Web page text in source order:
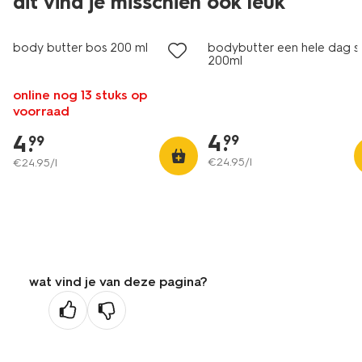
vegan
body butter bos 200 ml
online nog 13 stuks op
voorraad
4.
99
€24.95/l
vegan
bodybutter een hele dag
200ml
4.
99
€24.95/l
wat vind je van deze pagina?